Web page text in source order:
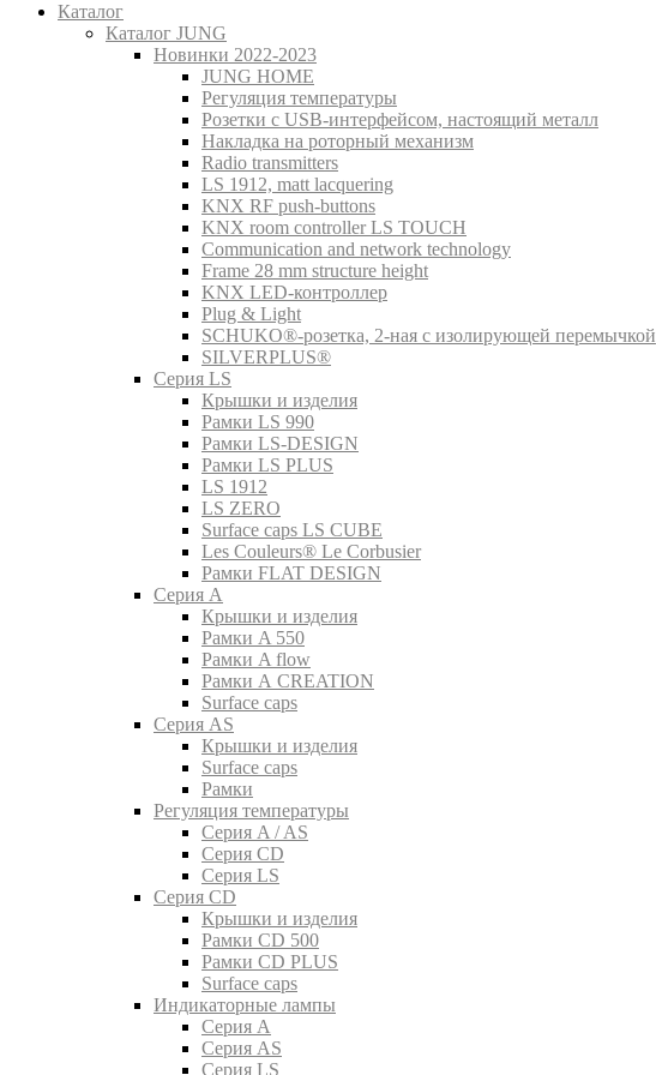
Каталог
Каталог JUNG
Новинки 2022-2023
JUNG HOME
Регуляция температуры
Розетки с USB-интерфейсом, настоящий металл
Накладка на роторный механизм
Radio transmitters
LS 1912, matt lacquering
KNX RF push-buttons
KNX room controller LS TOUCH
Communication and network technology
Frame 28 mm structure height
KNX LED-контроллер
Plug & Light
SCHUKO®-розетка, 2-ная с изолирующей перемычкой
SILVERPLUS®
Серия LS
Крышки и изделия
Рамки LS 990
Рамки LS-DESIGN
Рамки LS PLUS
LS 1912
LS ZERO
Surface caps LS CUBE
Les Couleurs® Le Corbusier
Рамки FLAT DESIGN
Серия A
Крышки и изделия
Рамки A 550
Рамки A flow
Рамки A CREATION
Surface caps
Серия AS
Крышки и изделия
Surface caps
Рамки
Регуляция температуры
Серия A / AS
Серия CD
Серия LS
Серия CD
Крышки и изделия
Рамки CD 500
Рамки CD PLUS
Surface caps
Индикаторные лампы
Серия A
Серия AS
Серия LS